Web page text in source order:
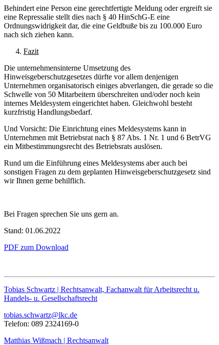
Behindert eine Person eine gerechtfertigte Meldung oder ergreift sie
eine Repressalie stellt dies nach § 40 HinSchG-E eine
Ordnungswidrigkeit dar, die eine Geldbuße bis zu 100.000 Euro
nach sich ziehen kann.
Fazit
Die unternehmensinterne Umsetzung des
Hinweisgeberschutzgesetzes dürfte vor allem denjenigen
Unternehmen organisatorisch einiges abverlangen, die gerade so die
Schwelle von 50 Mitarbeitern überschreiten und/oder noch kein
internes Meldesystem eingerichtet haben. Gleichwohl besteht
kurzfristig Handlungsbedarf.
Und Vorsicht: Die Einrichtung eines Meldesystems kann in
Unternehmen mit Betriebsrat nach § 87 Abs. 1 Nr. 1 und 6 BetrVG
ein Mitbestimmungsrecht des Betriebsrats auslösen.
Rund um die Einführung eines Meldesystems aber auch bei
sonstigen Fragen zu dem geplanten Hinweisgeberschutzgesetz sind
wir Ihnen gerne behilflich.
Bei Fragen sprechen Sie uns gern an.
Stand: 01.06.2022
PDF zum Download
Tobias Schwartz | Rechtsanwalt, Fachanwalt für Arbeitsrecht u.
Handels- u. Gesellschaftsrecht
tobias.schwartz@lkc.de
Telefon: 089 2324169-0
Matthias Wißmach | Rechtsanwalt